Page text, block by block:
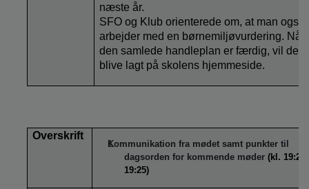
næste år.
SFO og Klub orienterede om, at man også
arbejder med en børnemiljøvurdering. Når
den samlede handleplan er færdig, vil den
blive lagt på skolens hjemmeside.
Overskrift
Kommunikation fra mødet samt punkter til
dagsorden for kommende møder(kl. 19:20-
19:25)